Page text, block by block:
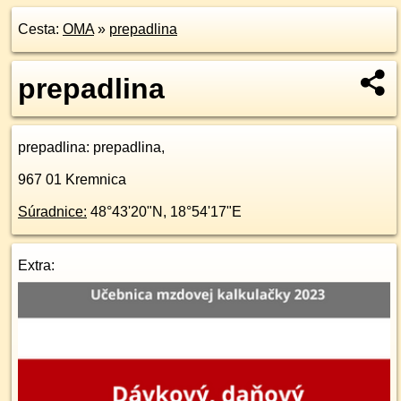
Cesta: OMA» prepadlina
prepadlina
prepadlina: prepadlina,
967 01 Kremnica
Súradnice: 48°43'20"N , 18°54'17"E
Extra: